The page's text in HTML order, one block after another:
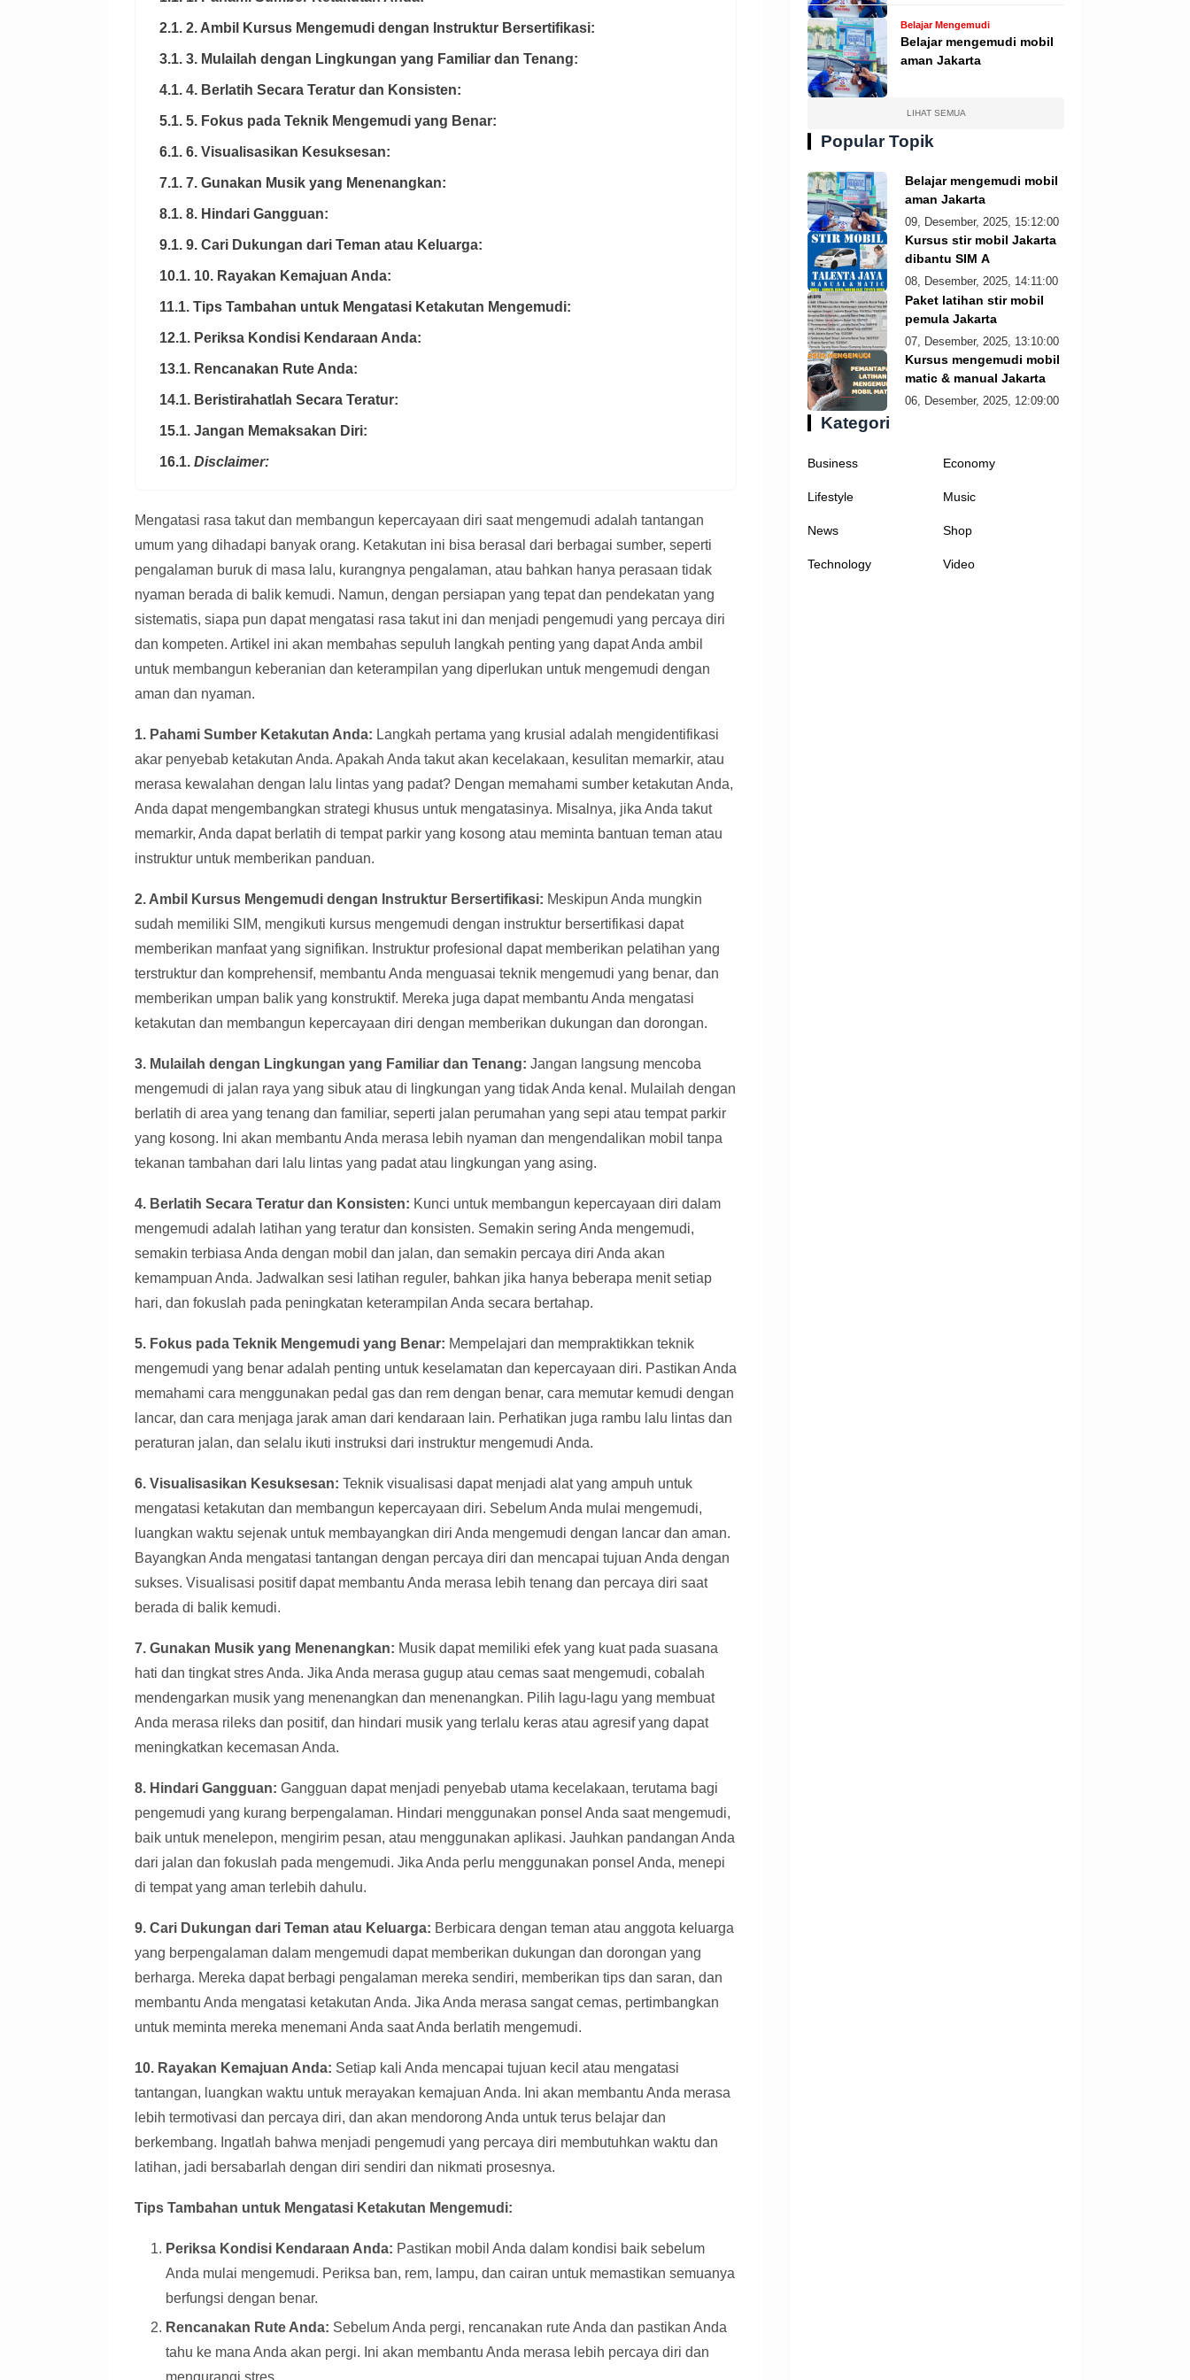
2.1. 2. Ambil Kursus Mengemudi dengan Instruktur Bersertifikasi:
3.1. 3. Mulailah dengan Lingkungan yang Familiar dan Tenang:
4.1. 4. Berlatih Secara Teratur dan Konsisten:
5.1. 5. Fokus pada Teknik Mengemudi yang Benar:
6.1. 6. Visualisasikan Kesuksesan:
7.1. 7. Gunakan Musik yang Menenangkan:
8.1. 8. Hindari Gangguan:
9.1. 9. Cari Dukungan dari Teman atau Keluarga:
10.1. 10. Rayakan Kemajuan Anda:
11.1. Tips Tambahan untuk Mengatasi Ketakutan Mengemudi:
12.1. Periksa Kondisi Kendaraan Anda:
13.1. Rencanakan Rute Anda:
14.1. Beristirahatlah Secara Teratur:
15.1. Jangan Memaksakan Diri:
16.1. Disclaimer:
Mengatasi rasa takut dan membangun kepercayaan diri saat mengemudi adalah tantangan
umum yang dihadapi banyak orang. Ketakutan ini bisa berasal dari berbagai sumber, seperti
pengalaman buruk di masa lalu, kurangnya pengalaman, atau bahkan hanya perasaan tidak
nyaman berada di balik kemudi. Namun, dengan persiapan yang tepat dan pendekatan yang
sistematis, siapa pun dapat mengatasi rasa takut ini dan menjadi pengemudi yang percaya diri
dan kompeten. Artikel ini akan membahas sepuluh langkah penting yang dapat Anda ambil
untuk membangun keberanian dan keterampilan yang diperlukan untuk mengemudi dengan
aman dan nyaman.
1. Pahami Sumber Ketakutan Anda: Langkah pertama yang krusial adalah mengidentifikasi
akar penyebab ketakutan Anda. Apakah Anda takut akan kecelakaan, kesulitan memarkir, atau
merasa kewalahan dengan lalu lintas yang padat? Dengan memahami sumber ketakutan Anda,
Anda dapat mengembangkan strategi khusus untuk mengatasinya. Misalnya, jika Anda takut
memarkir, Anda dapat berlatih di tempat parkir yang kosong atau meminta bantuan teman atau
instruktur untuk memberikan panduan.
2. Ambil Kursus Mengemudi dengan Instruktur Bersertifikasi: Meskipun Anda mungkin
sudah memiliki SIM, mengikuti kursus mengemudi dengan instruktur bersertifikasi dapat
memberikan manfaat yang signifikan. Instruktur profesional dapat memberikan pelatihan yang
terstruktur dan komprehensif, membantu Anda menguasai teknik mengemudi yang benar, dan
memberikan umpan balik yang konstruktif. Mereka juga dapat membantu Anda mengatasi
ketakutan dan membangun kepercayaan diri dengan memberikan dukungan dan dorongan.
3. Mulailah dengan Lingkungan yang Familiar dan Tenang: Jangan langsung mencoba
mengemudi di jalan raya yang sibuk atau di lingkungan yang tidak Anda kenal. Mulailah dengan
berlatih di area yang tenang dan familiar, seperti jalan perumahan yang sepi atau tempat parkir
yang kosong. Ini akan membantu Anda merasa lebih nyaman dan mengendalikan mobil tanpa
tekanan tambahan dari lalu lintas yang padat atau lingkungan yang asing.
4. Berlatih Secara Teratur dan Konsisten: Kunci untuk membangun kepercayaan diri dalam
mengemudi adalah latihan yang teratur dan konsisten. Semakin sering Anda mengemudi,
semakin terbiasa Anda dengan mobil dan jalan, dan semakin percaya diri Anda akan
kemampuan Anda. Jadwalkan sesi latihan reguler, bahkan jika hanya beberapa menit setiap
hari, dan fokuslah pada peningkatan keterampilan Anda secara bertahap.
5. Fokus pada Teknik Mengemudi yang Benar: Mempelajari dan mempraktikkan teknik
mengemudi yang benar adalah penting untuk keselamatan dan kepercayaan diri. Pastikan Anda
memahami cara menggunakan pedal gas dan rem dengan benar, cara memutar kemudi dengan
lancar, dan cara menjaga jarak aman dari kendaraan lain. Perhatikan juga rambu lalu lintas dan
peraturan jalan, dan selalu ikuti instruksi dari instruktur mengemudi Anda.
6. Visualisasikan Kesuksesan: Teknik visualisasi dapat menjadi alat yang ampuh untuk
mengatasi ketakutan dan membangun kepercayaan diri. Sebelum Anda mulai mengemudi,
luangkan waktu sejenak untuk membayangkan diri Anda mengemudi dengan lancar dan aman.
Bayangkan Anda mengatasi tantangan dengan percaya diri dan mencapai tujuan Anda dengan
sukses. Visualisasi positif dapat membantu Anda merasa lebih tenang dan percaya diri saat
berada di balik kemudi.
7. Gunakan Musik yang Menenangkan: Musik dapat memiliki efek yang kuat pada suasana
hati dan tingkat stres Anda. Jika Anda merasa gugup atau cemas saat mengemudi, cobalah
mendengarkan musik yang menenangkan dan menenangkan. Pilih lagu-lagu yang membuat
Anda merasa rileks dan positif, dan hindari musik yang terlalu keras atau agresif yang dapat
meningkatkan kecemasan Anda.
8. Hindari Gangguan: Gangguan dapat menjadi penyebab utama kecelakaan, terutama bagi
pengemudi yang kurang berpengalaman. Hindari menggunakan ponsel Anda saat mengemudi,
baik untuk menelepon, mengirim pesan, atau menggunakan aplikasi. Jauhkan pandangan Anda
dari jalan dan fokuslah pada mengemudi. Jika Anda perlu menggunakan ponsel Anda, menepi
di tempat yang aman terlebih dahulu.
9. Cari Dukungan dari Teman atau Keluarga: Berbicara dengan teman atau anggota keluarga
yang berpengalaman dalam mengemudi dapat memberikan dukungan dan dorongan yang
berharga. Mereka dapat berbagi pengalaman mereka sendiri, memberikan tips dan saran, dan
membantu Anda mengatasi ketakutan Anda. Jika Anda merasa sangat cemas, pertimbangkan
untuk meminta mereka menemani Anda saat Anda berlatih mengemudi.
10. Rayakan Kemajuan Anda: Setiap kali Anda mencapai tujuan kecil atau mengatasi
tantangan, luangkan waktu untuk merayakan kemajuan Anda. Ini akan membantu Anda merasa
lebih termotivasi dan percaya diri, dan akan mendorong Anda untuk terus belajar dan
berkembang. Ingatlah bahwa menjadi pengemudi yang percaya diri membutuhkan waktu dan
latihan, jadi bersabarlah dengan diri sendiri dan nikmati prosesnya.
Tips Tambahan untuk Mengatasi Ketakutan Mengemudi:
Periksa Kondisi Kendaraan Anda: Pastikan mobil Anda dalam kondisi baik sebelum
Anda mulai mengemudi. Periksa ban, rem, lampu, dan cairan untuk memastikan semuanya
berfungsi dengan benar.
Rencanakan Rute Anda: Sebelum Anda pergi, rencanakan rute Anda dan pastikan Anda
tahu ke mana Anda akan pergi. Ini akan membantu Anda merasa lebih percaya diri dan
mengurangi stres.
Belajar Mengemudi
Belajar mengemudi mobil
aman Jakarta
LIHAT SEMUA
Popular Topik
Belajar mengemudi mobil
aman Jakarta
09, Desember, 2025, 15:12:00
Kursus stir mobil Jakarta
dibantu SIM A
08, Desember, 2025, 14:11:00
Paket latihan stir mobil
pemula Jakarta
07, Desember, 2025, 13:10:00
Kursus mengemudi mobil
matic & manual Jakarta
06, Desember, 2025, 12:09:00
Kategori
Business Economy
Lifestyle Music
News Shop
Technology Video